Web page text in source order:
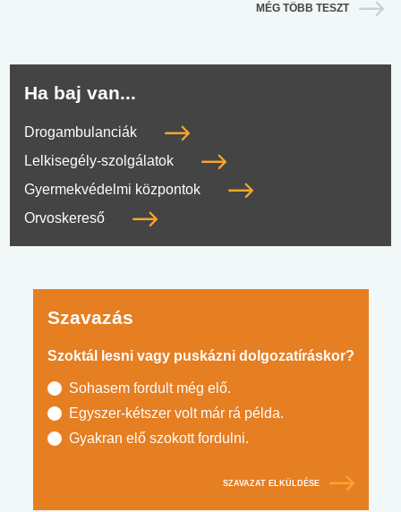
MÉG TÖBB TESZT
Ha baj van...
Drogambulanciák
Lelkisegély-szolgálatok
Gyermekvédelmi központok
Orvoskereső
Szavazás
Szoktál lesni vagy puskázni dolgozatíráskor?
Sohasem fordult még elő.
Egyszer-kétszer volt már rá példa.
Gyakran elő szokott fordulni.
SZAVAZAT ELKÜLDÉSE